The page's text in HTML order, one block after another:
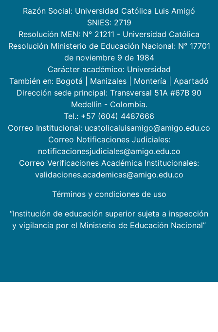
Razón Social: Universidad Católica Luis Amigó
SNIES: 2719
Resolución MEN: N° 21211 - Universidad Católica
Resolución Ministerio de Educación Nacional: N° 17701
de noviembre 9 de 1984
Carácter académico: Universidad
También en: Bogotá Manizales Montería
Apartadó
Dirección sede principal: Transversal 51A #67B 90
Medellín - Colombia.
Tel.: +57 (604) 4487666
Correo Institucional: ucatolicaluisamigo@amigo.edu.co
Correo Notificaciones Judiciales:
notificacionesjudiciales@amigo.edu.co
Correo Verificaciones Académica Institucionales:
validaciones.academicas@amigo.edu.co
Términos y condiciones de uso
“Institución de educación superior sujeta a inspección
y vigilancia por el Ministerio de Educación Nacional”